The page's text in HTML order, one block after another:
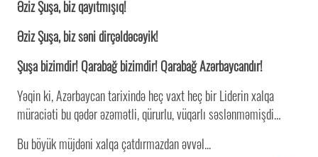
Əziz Şuşa, biz qayıtmışıq!
Əziz Şuşa, biz səni dirçəldəcəyik!
Şuşa bizimdir! Qarabağ bizimdir! Qarabağ Azərbaycandır!
Yəqin ki, Azərbaycan tarixində heç vaxt heç bir Liderin xalqa
müraciəti bu qədər əzəmətli, qürurlu, vüqarlı səslənməmişdi…
Bu böyük müjdəni xalqa çatdırmazdan əvvəl...